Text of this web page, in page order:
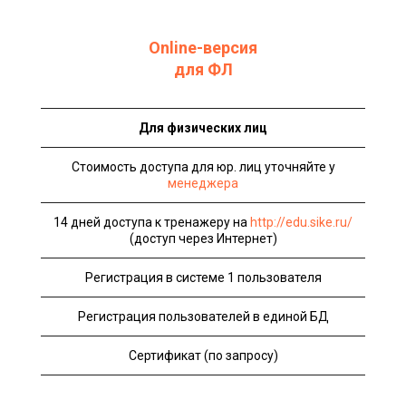
Online-версия
для ФЛ
Для физических лиц
Стоимость доступа для юр. лиц уточняйте у
менеджера
14 дней доступа к тренажеру на http://edu.sike.ru/
(доступ через Интернет)
Регистрация в системе 1 пользователя
Регистрация пользователей в единой БД
Сертификат (по запросу)